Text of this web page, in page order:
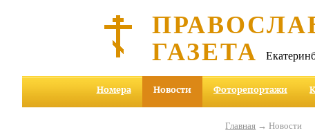
ГАЗЕТА
Номера Новости Фоторепортажи
Главная → Новости